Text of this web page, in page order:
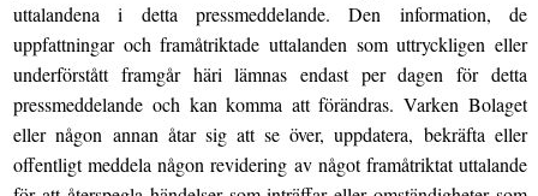
uttalandena i detta pressmeddelande. Den information, de
uppfattningar och framåtriktade uttalanden som uttryckligen eller
underförstått framgår häri lämnas endast per dagen för detta
pressmeddelande och kan komma att förändras. Varken Bolaget
eller någon annan åtar sig att se över, uppdatera, bekräfta eller
offentligt meddela någon revidering av något framåtriktat uttalande